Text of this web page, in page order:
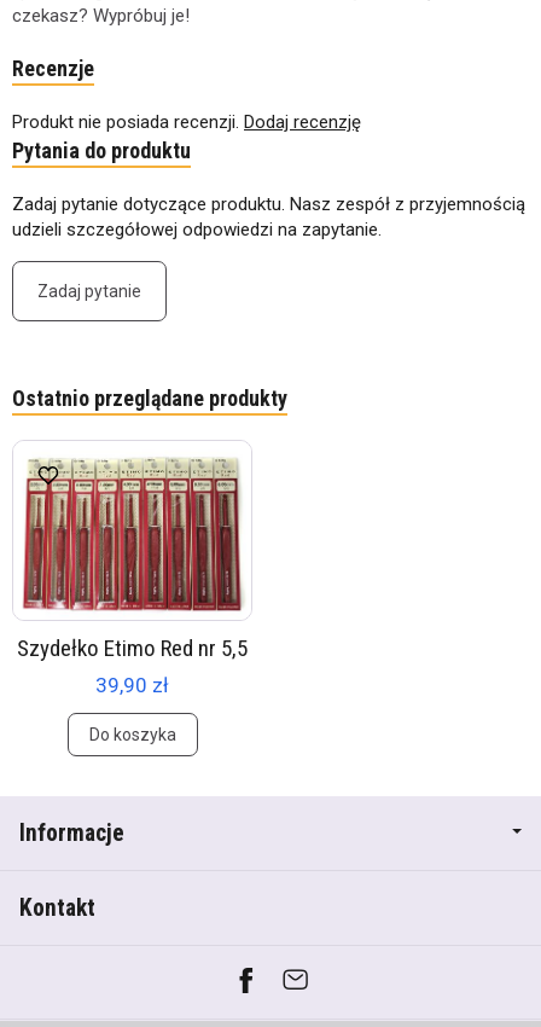
czekasz? Wypróbuj je!
Recenzje
Produkt nie posiada recenzji. Dodaj recenzję
Pytania do produktu
Zadaj pytanie dotyczące produktu. Nasz zespół z przyjemnością
udzieli szczegółowej odpowiedzi na zapytanie.
Zadaj pytanie
Ostatnio przeglądane produkty
Szydełko Etimo Red nr 5,5
39,90 zł
Do koszyka
Informacje
Kontakt